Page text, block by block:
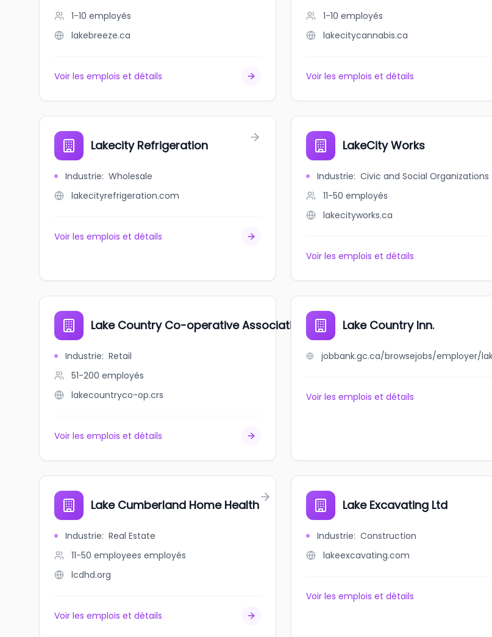
1-10 employés
lakebreeze.ca
Voir les emplois et détails
1-10 employés
lakecitycannabis.ca
Voir les emplois et détails
Lakecity Refrigeration
Industrie: Wholesale
lakecityrefrigeration.com
Voir les emplois et détails
LakeCity Works
Industrie: Civic and Social Organizations
11-50 employés
lakecityworks.ca
Voir les emplois et détails
Lake Country Co-operative Association Limited
Industrie: Retail
51-200 employés
lakecountryco-op.crs
Voir les emplois et détails
Lake Country Inn.
Voir les emplois et détails
Lake Cumberland Home Health
Industrie: Real Estate
11-50 employees employés
lcdhd.org
Voir les emplois et détails
Lake Excavating Ltd
Industrie: Construction
lakeexcavating.com
Voir les emplois et détails